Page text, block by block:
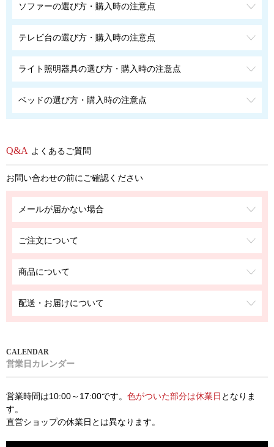
ソファーの選び方・購入時の注意点
テレビ台の選び方・購入時の注意点
ライト照明器具の選び方・購入時の注意点
ベッドの選び方・購入時の注意点
よくあるご質問
お問い合わせの前にご確認ください
メールが届かない場合
ご注文について
商品について
配送・お届けについて
営業日カレンダー
営業時間は10:00～17:00です。 色がついた部分は休業日 となりま
す。
直営ショップの休業日とは異なります。